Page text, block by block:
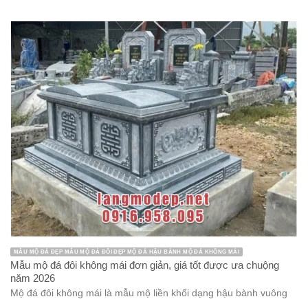
MẪU MỘ ĐÁ ĐẸP MẪU MỘ ĐÁ ĐÔI ĐẸP MỘ ĐÁ HẬU BÀNH MỘ ĐÁ KHÔNG MÁI
Mẫu mộ đá đôi không mái đơn giản, giá tốt được ưa chuộng
năm 2026
Mộ đá đôi không mái là mẫu mộ liền khối dạng hậu bành vuông